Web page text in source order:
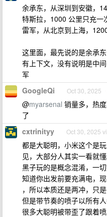
余承东，从深圳到安徽，
特斯拉，1000 公里只充一
雷军，从北京到上海，
这里面，最先说的是余承
有上下文，没有说明是中
军
GoogleQi Oct 30, 2025
@myarsenal 销量多，热
了
cxtrinityy Oct 30, 2025
都是大聪明，小米这个是
见，大部分人其实一看就懂
黑子玩的是概念混淆，一
知道你出发前要充满电，
，所以本质还是两冲，只
但是带节奏的喷子以所有
很多大聪明被带歪了跟着喷